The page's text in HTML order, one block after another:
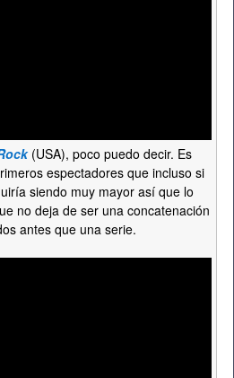
(USA), poco puedo decir. Es
espectadores que incluso si
siendo muy mayor así que lo
no deja de ser una concatenación
antes que una serie.